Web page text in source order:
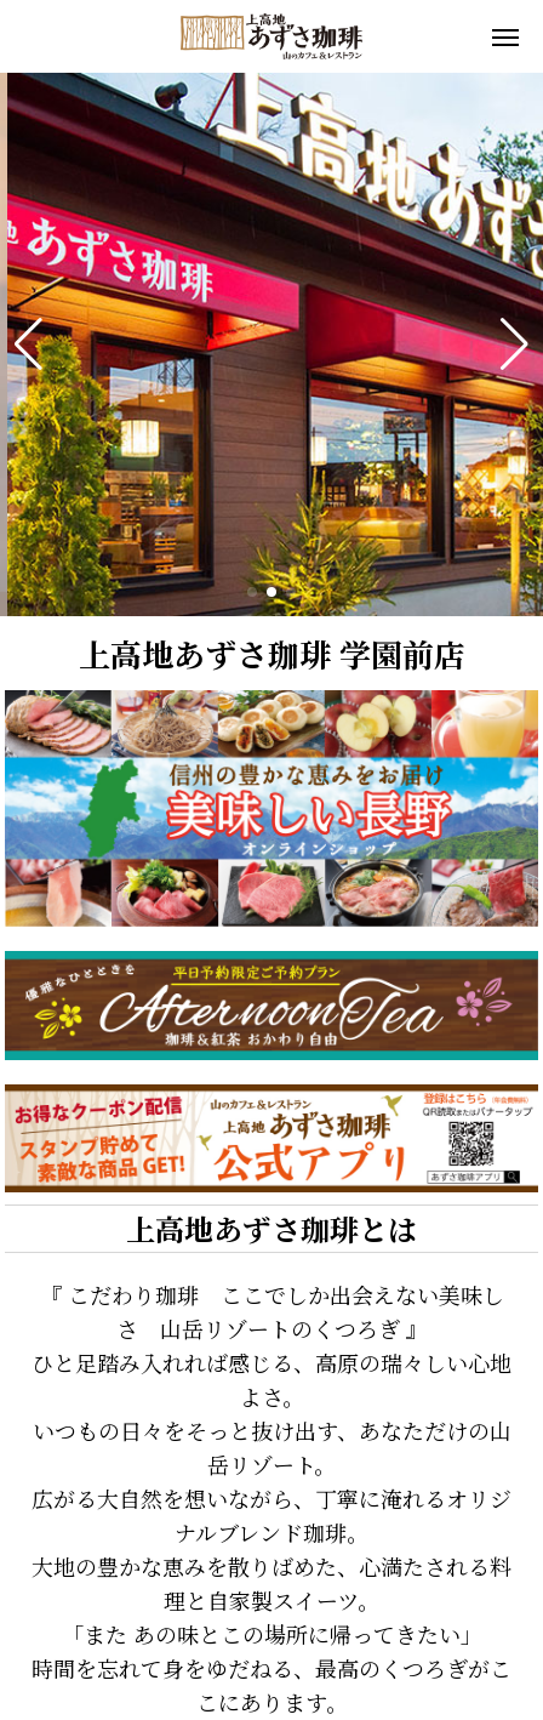
上高地あずさ珈琲 学園前店
上高地あずさ珈琲とは
『 こだわり珈琲 ここでしか出会えない美味し
さ 山岳リゾートのくつろぎ 』
ひと足踏み入れれば感じる、高原の瑞々しい心地
よさ。
いつもの日々をそっと抜け出す、あなただけの山
岳リゾート。
広がる大自然を想いながら、丁寧に淹れるオリジ
ナルブレンド珈琲。
大地の豊かな恵みを散りばめた、心満たされる料
理と自家製スイーツ。
「また あの味とこの場所に帰ってきたい」
時間を忘れて身をゆだねる、最高のくつろぎがこ
こにあります。